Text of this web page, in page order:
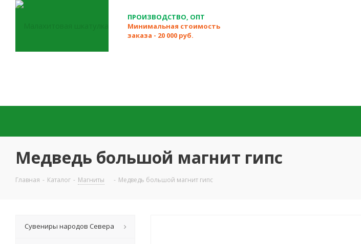
ПРОИЗВОДСТВО, ОПТ
Минимальная стоимость
заказа - 20 000 руб.
Медведь большой магнит гипс
Главная - Каталог - Магниты - Медведь большой магнит гипс
Сувениры народов Севера